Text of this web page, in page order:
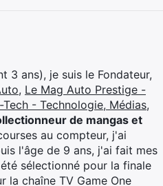
3 ans), je suis le Fondateur,
, Le Mag Auto Prestige -
- Technologie, Médias,
de mangas et
au compteur, j'ai
l'âge de 9 ans, j'ai fait mes
sélectionné pour la finale
la chaîne TV Game One